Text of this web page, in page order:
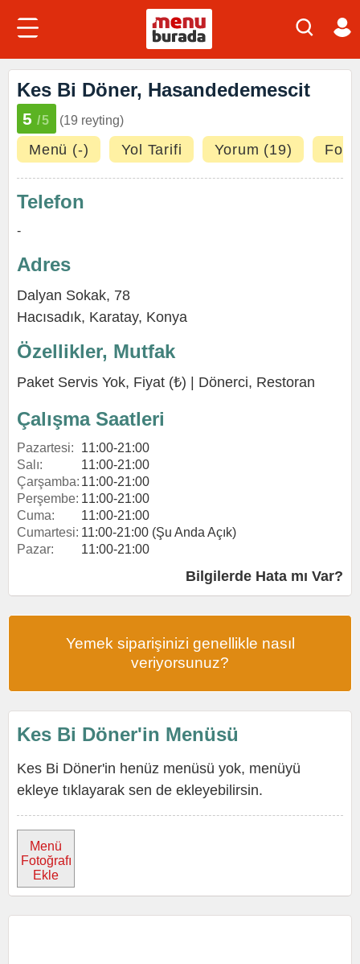
Kes Bi Döner, Hasandedemescit
5 /5 (19 reyting)
Menü (-) Yol Tarifi Yorum (19)
Telefon
-
Adres
Dalyan Sokak, 78
Hacısadık, Karatay, Konya
Özellikler, Mutfak
Paket Servis Yok, Fiyat (₺) | Dönerci, Restoran
Çalışma Saatleri
Pazartesi:
11:00-21:00
Salı:
11:00-21:00
Çarşamba: 11:00-21:00
Perşembe: 11:00-21:00
Cuma:
11:00-21:00
Cumartesi: 11:00-21:00 (Şu Anda Açık)
Pazar:
11:00-21:00
Bilgilerde Hata mı Var?
Yemek siparişinizi genellikle nasıl
veriyorsunuz?
Kes Bi Döner'in Menüsü
Kes Bi Döner'in henüz menüsü yok, menüyü
ekleye tıklayarak sen de ekleyebilirsin.
Menü
Fotoğrafı
Ekle